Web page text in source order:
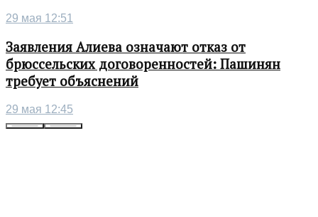
29 мая 12:51
Заявления Алиева означают отказ от
брюссельских договоренностей: Пашинян
требует объяснений
29 мая 12:45